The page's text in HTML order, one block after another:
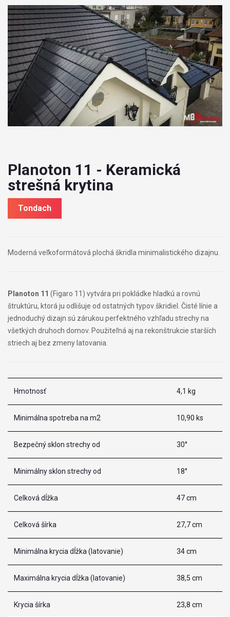
Planoton 11 - Keramická
strešná krytina
Tondach
Moderná veľkoformátová plochá škridla minimalistického dizajnu.
Planoton 11 (Figaro 11) vytvára pri pokládke hladkú a rovnú
štruktúru, ktorá ju odlišuje od ostatných typov škridiel. Čisté línie a
jednoduchý dizajn sú zárukou perfektného vzhľadu strechy na
všetkých druhoch domov. Použiteľná aj na rekonštrukcie starších
striech aj bez zmeny latovania.
Hmotnosť 4,1 kg
Minimálna spotreba na m2 10,90 ks
Bezpečný sklon strechy od 30°
Minimálny sklon strechy od 18°
Celková dĺžka 47 cm
Celková šírka 27,7 cm
Minimálna krycia dĺžka (latovanie) 34 cm
Maximálna krycia dĺžka (latovanie) 38,5 cm
Krycia šírka 23,8 cm